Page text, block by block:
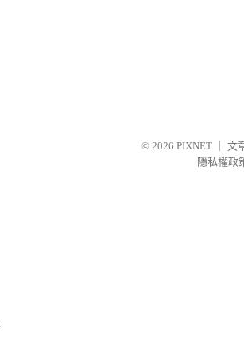
© 2026 PIXNET
文
隱私權政